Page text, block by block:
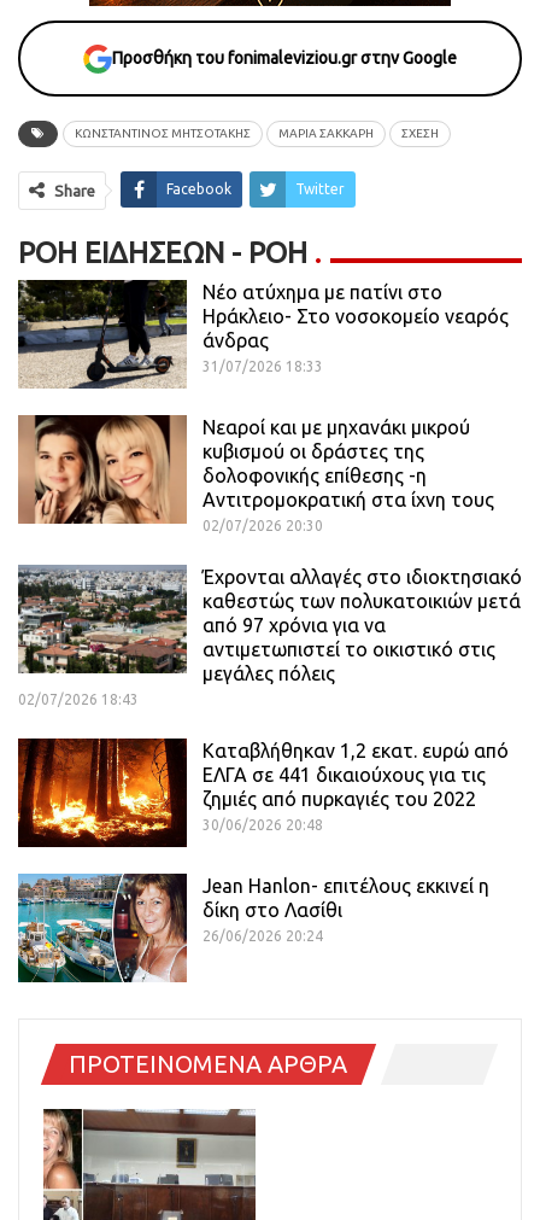
Προσθήκη του fonimaleviziou.gr στην Google
ΚΩΝΣΤΑΝΤΙΝΟΣ ΜΗΤΣΟΤΑΚΗΣ ΜΑΡΙΑ ΣΑΚΚΑΡΗ ΣΧΕΣΗ
Share Facebook Twitter
ΡΟΉ ΕΙΔΉΣΕΩΝ - ΡΟΗ
Νέο ατύχημα με πατίνι στο
Ηράκλειο- Στο νοσοκομείο νεαρός
άνδρας
31/07/2026 18:33
Νεαροί και με μηχανάκι μικρού
κυβισμού οι δράστες της
δολοφονικής επίθεσης -η
Αντιτρομοκρατική στα ίχνη τους
02/07/2026 20:30
Έχρονται αλλαγές στο ιδιοκτησιακό
καθεστώς των πολυκατοικιών μετά
από 97 χρόνια για να
αντιμετωπιστεί το οικιστικό στις
μεγάλες πόλεις
02/07/2026 18:43
Καταβλήθηκαν 1,2 εκατ. ευρώ από
ΕΛΓΑ σε 441 δικαιούχους για τις
ζημιές από πυρκαγιές του 2022
30/06/2026 20:48
Jean Hanlon- επιτέλους εκκινεί η
δίκη στο Λασίθι
26/06/2026 20:24
ΠΡΟΤΕΙΝΟΜΕΝΑ ΑΡΘΡΑ